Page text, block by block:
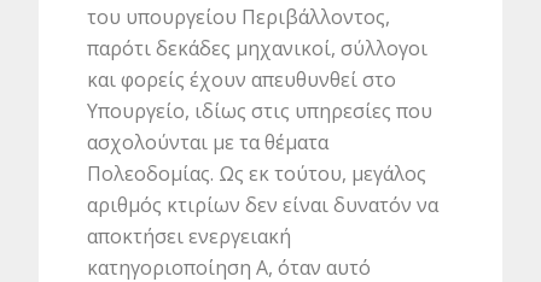
του υπουργείου Περιβάλλοντος,
παρότι δεκάδες μηχανικοί, σύλλογοι
και φορείς έχουν απευθυνθεί στο
Υπουργείο, ιδίως στις υπηρεσίες που
ασχολούνται με τα θέματα
Πολεοδομίας. Ως εκ τούτου, μεγάλος
αριθμός κτιρίων δεν είναι δυνατόν να
αποκτήσει ενεργειακή
κατηγοριοποίηση Α, όταν αυτό